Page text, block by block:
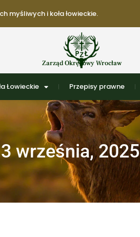
myśliwych i koła łowieckie.
Zarząd Okręgowy Wrocław
Łowieckie Przepisy prawne
3 września, 2025